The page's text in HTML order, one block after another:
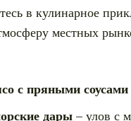
в кулинарное
местных
с пряными соусами
дары – улов с